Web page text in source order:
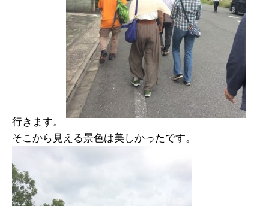
行きます。
そこから見える景色は美しかったです。